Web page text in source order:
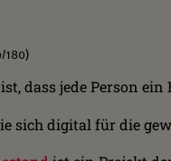
180)
dass jede Person
sich digital für die